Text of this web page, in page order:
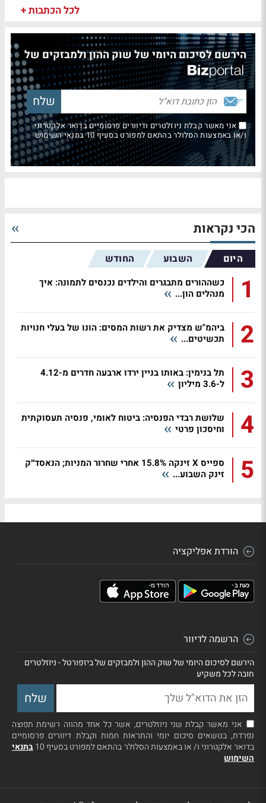
לכל הכתבות +
הירשם לסיכום היומי של שוק ההון ולמבזקים של
אני מאשר קבלת ניוזלטרים ודיוורים פרסומיים בדואר אלקטרוני
ו/או באמצעות הסלולר בהתאם למפורט בסעיף 10 בתנאי השימוש
הכי נקראות
היום השבוע החודש
1
כשההורים מתבגרים והילדים נכנסים לתמונה: איך
מנהלים הון...
2
ביהמ"ש מצדיק את רשות המסים: הונו של בעלי חנויות
תכשיטים...
3
תל בנימין: באותו בניין ירדו ארבעה חדרים מ-4.12
ל-3.6 מיליון
4
שלושת רבדי הפנסיה: ביטוח לאומי, פנסיה תעסוקתית
וחיסכון פרטי
5
ספייס X זינקה 15.8% אחרי שחרור המניות; הנאסד״ק
זינק השבוע...
הורדת אפליקציה
הרשמה לדיוור
הירשם לסיכום היומי של שוק ההון ולמבזקים של ביזפורטל - ניוזלטרים
חובה לכל משקיע
אני מאשר קבלת שני ניוזלטרים, אשר כל אחד מהווה רשימת תפוצה
נפרדת, בנושאים סיכום יומי והתראות חמות וקבלת דיוורים פרסומיים
בדואר אלקטרוני ו/ או באמצעות הסלולר בהתאם למפורט בסעיף 10
בתנאי
השימוש